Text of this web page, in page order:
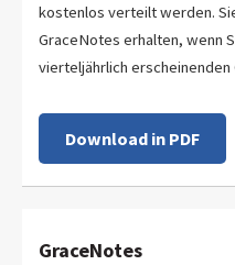
kostenlos verteilt werden.
GraceNotes erhalten, wenn
vierteljährlich
Download in PDF
GraceNotes